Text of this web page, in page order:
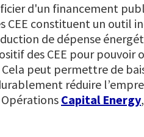
d'un financement
CEE constituent un outil
de dépense
des CEE pour pouvoir
peut permettre de
réduire
Opérations Capital Energy